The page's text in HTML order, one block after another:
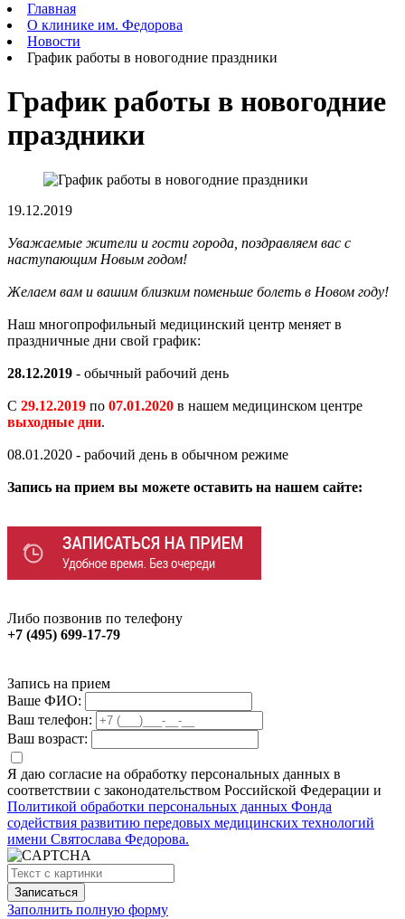
Главная
О клинике им. Федорова
Новости
График работы в новогодние праздники
График работы в новогодние
праздники
19.12.2019
Уважаемые жители и гости города, поздравляем вас с
наступающим Новым годом!
Желаем вам и вашим близким поменьше болеть в Новом году!
Наш многопрофильный медицинский центр меняет в
праздничные дни свой график:
28.12.2019 - обычный рабочий день
С 29.12.2019 по 07.01.2020 в нашем медицинском центре
выходные дни.
08.01.2020 - рабочий день в обычном режиме
Запись на прием вы можете оставить на нашем сайте:
Либо позвонив по телефону
+7 (495) 699-17-79
Запись на прием
Ваше ФИО:
Ваш телефон:
Ваш возраст:
Я даю согласие на обработку персональных данных в
соответствии с законодательством Российской Федерации и
Политикой обработки персональных данных Фонда
содействия развитию передовых медицинских технологий
имени Святослава Федорова.
Заполнить полную форму